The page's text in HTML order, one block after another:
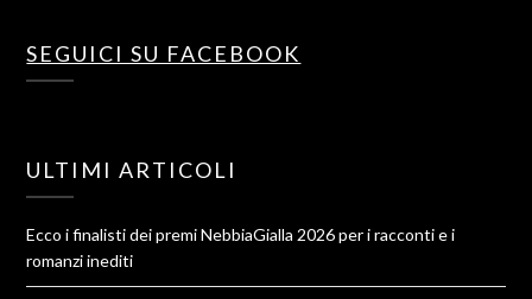
SEGUICI SU FACEBOOK
ULTIMI ARTICOLI
Ecco i finalisti dei premi NebbiaGialla 2026 per i racconti e i
romanzi inediti